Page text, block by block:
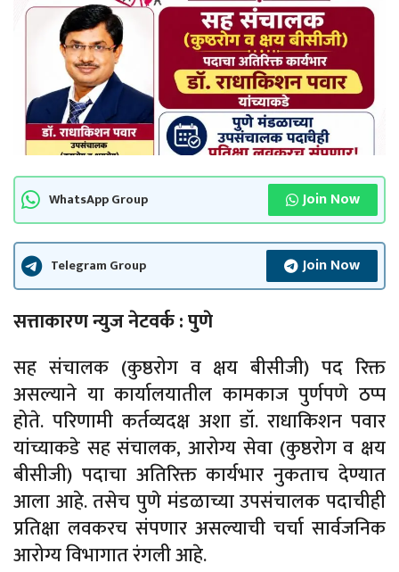
WhatsApp Group Join Now
Telegram Group Join Now
सत्ताकारण न्युज नेटवर्क : पुणे
सह संचालक (कुष्ठरोग व क्षय बीसीजी) पद रिक्त
असल्याने या कार्यालयातील कामकाज पुर्णपणे ठप्प
होते. परिणामी कर्तव्यदक्ष अशा डॉ. राधाकिशन पवार
यांच्याकडे सह संचालक, आरोग्य सेवा (कुष्ठरोग व क्षय
बीसीजी) पदाचा अतिरिक्त कार्यभार नुकताच देण्यात
आला आहे. तसेच पुणे मंडळाच्या उपसंचालक पदाचीही
प्रतिक्षा लवकरच संपणार असल्याची चर्चा सार्वजनिक
आरोग्य विभागात रंगली आहे.